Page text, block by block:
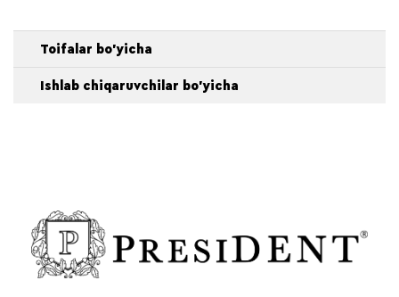
Toifalar bo'yicha
Ishlab chiqaruvchilar bo'yicha